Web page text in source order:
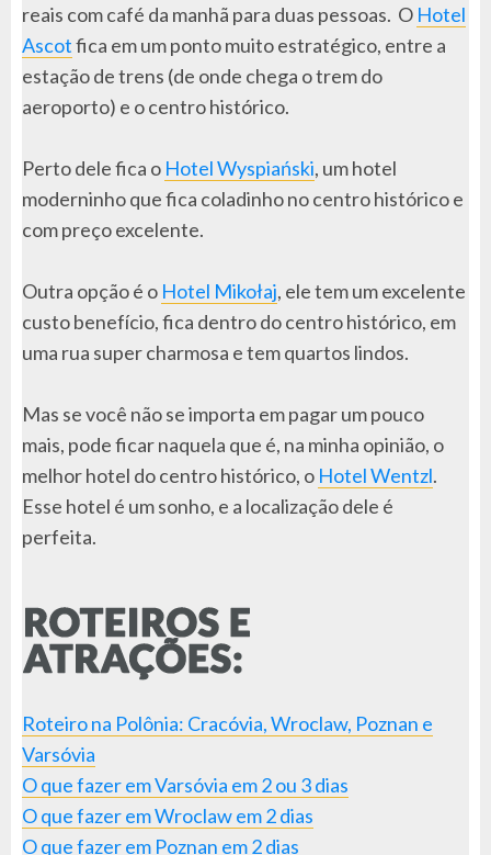
reais com café da manhã para duas pessoas. O Hotel
Ascotfica em um ponto muito estratégico, entre a
estação de trens (de onde chega o trem do
aeroporto) e o centro histórico.
Perto dele fica o Hotel Wyspiański, um hotel
moderninho que fica coladinho no centro histórico e
com preço excelente.
Outra opção é o Hotel Mikołaj, ele tem um excelente
custo benefício, fica dentro do centro histórico, em
uma rua super charmosa e tem quartos lindos.
Mas se você não se importa em pagar um pouco
mais, pode ficar naquela que é, na minha opinião, o
melhor hotel do centro histórico, o Hotel Wentzl.
Esse hotel é um sonho, e a localização dele é
perfeita.
Roteiro na Polônia: Cracóvia, Wroclaw, Poznan e
Varsóvia
O que fazer em Varsóvia em 2 ou 3 dias
O que fazer em Wroclaw em 2 dias
O que fazer em Poznan em 2 dias